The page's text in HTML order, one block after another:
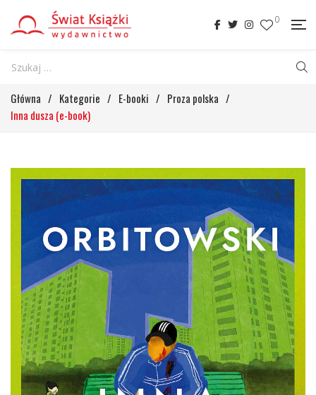
0
Główna / Kategorie / E-booki / Proza polska /
Inna dusza (e-book)